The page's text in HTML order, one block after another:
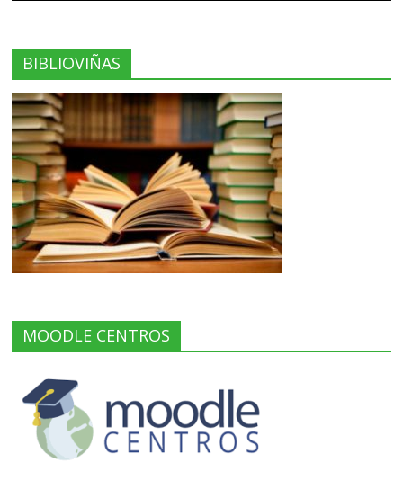
BIBLIOVIÑAS
MOODLE CENTROS